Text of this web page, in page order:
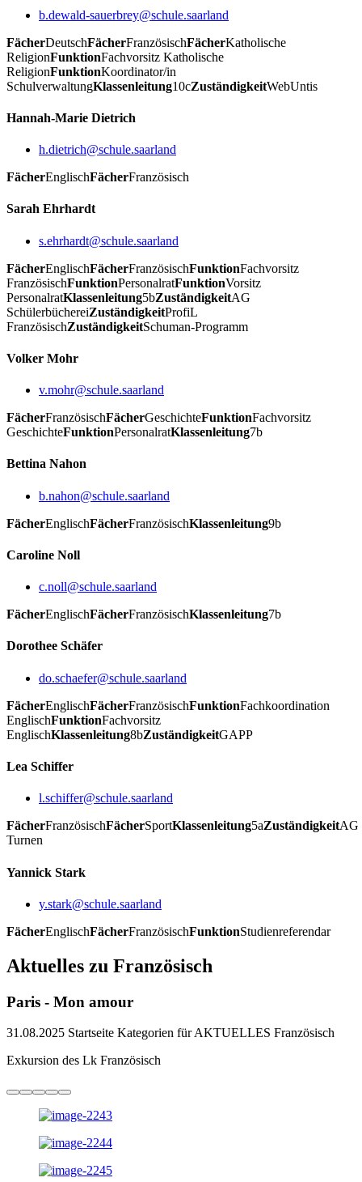
b.dewald-sauerbrey@schule.saarland
FächerDeutschFächerFranzösischFächerKatholische
ReligionFunktionFachvorsitz Katholische
ReligionFunktionKoordinator/in
SchulverwaltungKlassenleitung10cZuständigkeitWebUntis
Hannah-Marie Dietrich
h.dietrich@schule.saarland
FächerEnglischFächerFranzösisch
Sarah Ehrhardt
s.ehrhardt@schule.saarland
FächerEnglischFächerFranzösischFunktionFachvorsitz
FranzösischFunktionPersonalratFunktionVorsitz
PersonalratKlassenleitung5bZuständigkeitAG
SchülerbüchereiZuständigkeitProfiL
FranzösischZuständigkeitSchuman-Programm
Volker Mohr
v.mohr@schule.saarland
FächerFranzösischFächerGeschichteFunktionFachvorsitz
GeschichteFunktionPersonalratKlassenleitung7b
Bettina Nahon
b.nahon@schule.saarland
FächerEnglischFächerFranzösischKlassenleitung9b
Caroline Noll
c.noll@schule.saarland
FächerEnglischFächerFranzösischKlassenleitung7b
Dorothee Schäfer
do.schaefer@schule.saarland
FächerEnglischFächerFranzösischFunktionFachkoordination
EnglischFunktionFachvorsitz
EnglischKlassenleitung8bZuständigkeitGAPP
Lea Schiffer
l.schiffer@schule.saarland
FächerFranzösischFächerSportKlassenleitung5aZuständigkeitAG
Turnen
Yannick Stark
y.stark@schule.saarland
FächerEnglischFächerFranzösischFunktionStudienreferendar
Aktuelles zu Französisch
Paris - Mon amour
31.08.2025 Startseite Kategorien für AKTUELLES Französisch
Exkursion des Lk Französisch